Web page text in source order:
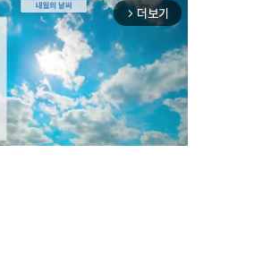
arrow_forward_ios 더보기